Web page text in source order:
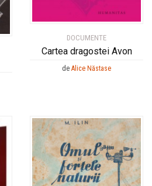
DOCUMENTE
Cartea dragostei Avon
de Alice Năstase